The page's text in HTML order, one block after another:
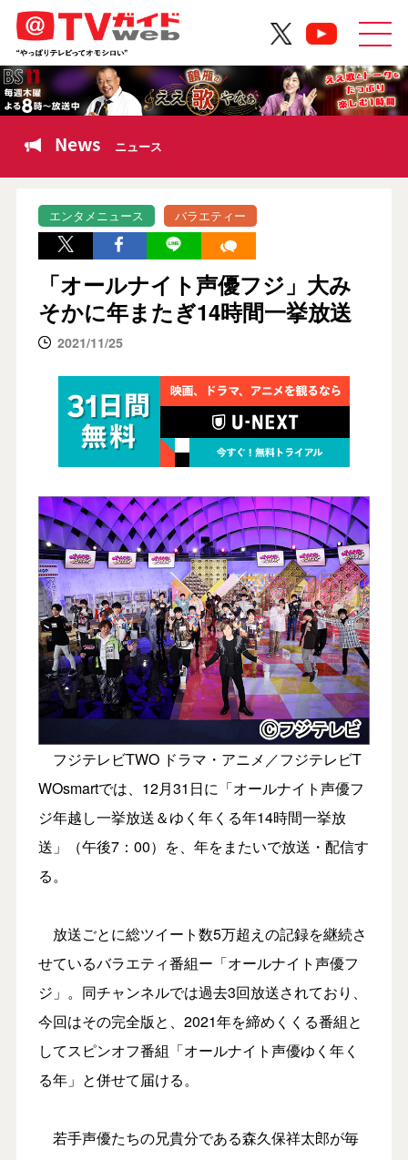
News ニュース
エンタメニュース バラエティー
「オールナイト声優フジ」大み
そかに年またぎ14時間一挙放送
2021/11/25
フジテレビTWO ドラマ・アニメ／フジテレビT
WOsmartでは、12月31日に「オールナイト声優フ
ジ年越し一挙放送＆ゆく年くる年14時間一挙放
送」（午後7：00）を、年をまたいで放送・配信す
る。
放送ごとに総ツイート数5万超えの記録を継続さ
せているバラエティ番組ー「オールナイト声優フ
ジ」。同チャンネルでは過去3回放送されており、
今回はその完全版と、2021年を締めくくる番組と
してスピンオフ番組「オールナイト声優ゆく年く
る年」と併せて届ける。
若手声優たちの兄貴分である森久保祥太郎が毎